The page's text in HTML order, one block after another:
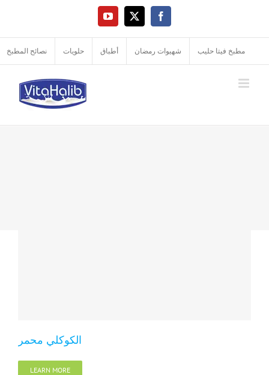
content
Facebook
X
YouTube
مطبخ فيتا حليب شهيوات رمضان أطباق حلويات نصائح المطبخ
الكوكلي محمر
LEARN MORE